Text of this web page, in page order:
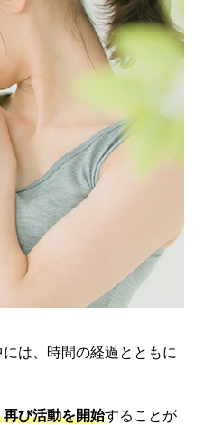
は、時間の経過とともに
び活動を開始することが